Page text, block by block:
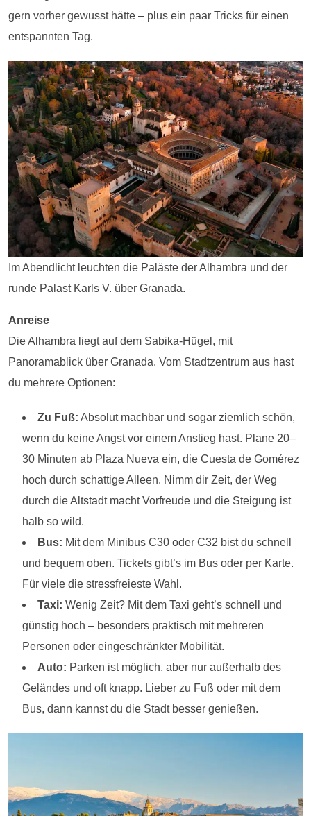
gern vorher gewusst hätte – plus ein paar Tricks für einen
entspannten Tag.
Im Abendlicht leuchten die Paläste der Alhambra und der
runde Palast Karls V. über Granada.
Anreise
Die Alhambra liegt auf dem Sabika-Hügel, mit
Panoramablick über Granada. Vom Stadtzentrum aus hast
du mehrere Optionen:
Zu Fuß: Absolut machbar und sogar ziemlich schön,
wenn du keine Angst vor einem Anstieg hast. Plane 20–
30 Minuten ab Plaza Nueva ein, die Cuesta de Gomérez
hoch durch schattige Alleen. Nimm dir Zeit, der Weg
durch die Altstadt macht Vorfreude und die Steigung ist
halb so wild.
Bus: Mit dem Minibus C30 oder C32 bist du schnell
und bequem oben. Tickets gibt’s im Bus oder per Karte.
Für viele die stressfreieste Wahl.
Taxi: Wenig Zeit? Mit dem Taxi geht’s schnell und
günstig hoch – besonders praktisch mit mehreren
Personen oder eingeschränkter Mobilität.
Auto: Parken ist möglich, aber nur außerhalb des
Geländes und oft knapp. Lieber zu Fuß oder mit dem
Bus, dann kannst du die Stadt besser genießen.